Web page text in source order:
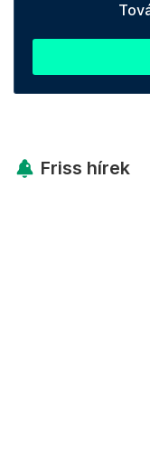
Friss hírek